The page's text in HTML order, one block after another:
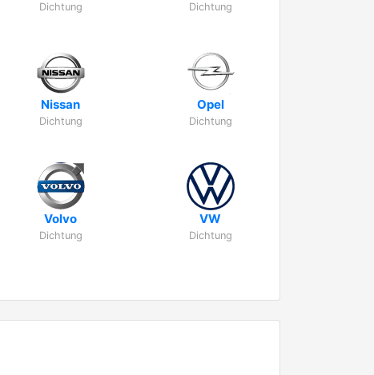
Dichtung Dichtung
Nissan
Dichtung
Opel
Dichtung
Volvo
Dichtung
VW
Dichtung